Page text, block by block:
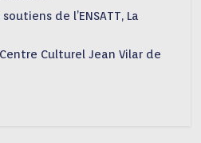
de l’ENSATT, La
Culturel Jean Vilar de